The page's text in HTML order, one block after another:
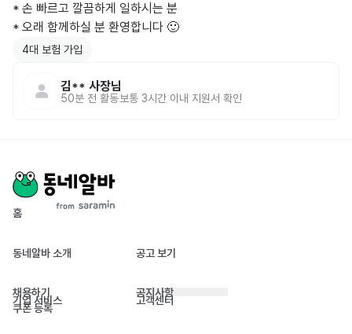
* 손 빠르고 깔끔하게 일하시는 분
* 오래 함께하실 분 환영합니다 🙂
4대 보험 가입
김** 사장님
50분 전 활동보통 3시간 이내 지원서 확인
홈
동네알바 소개 공고 보기
채용하기
기업 서비스
쿠폰 등록
공지사항
고객센터